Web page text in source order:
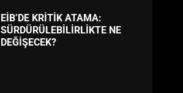
EİB’DE KRİTİK ATAMA:
SÜRDÜRÜLEBİLİRLİKTE NE
DEĞİŞECEK?